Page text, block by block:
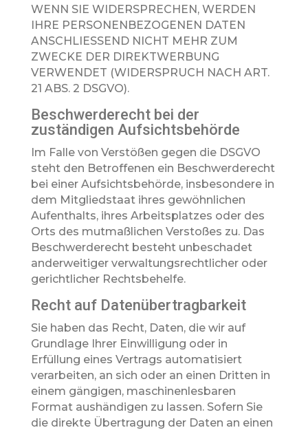
WENN SIE WIDERSPRECHEN, WERDEN
IHRE PERSONENBEZOGENEN DATEN
ANSCHLIESSEND NICHT MEHR ZUM
ZWECKE DER DIREKTWERBUNG
VERWENDET (WIDERSPRUCH NACH ART.
21 ABS. 2 DSGVO).
Beschwerde­recht bei der
zuständigen Aufsichts­behörde
Im Falle von Verstößen gegen die DSGVO
steht den Betroffenen ein Beschwerderecht
bei einer Aufsichtsbehörde, insbesondere in
dem Mitgliedstaat ihres gewöhnlichen
Aufenthalts, ihres Arbeitsplatzes oder des
Orts des mutmaßlichen Verstoßes zu. Das
Beschwerderecht besteht unbeschadet
anderweitiger verwaltungsrechtlicher oder
gerichtlicher Rechtsbehelfe.
Recht auf Daten­übertrag­barkeit
Sie haben das Recht, Daten, die wir auf
Grundlage Ihrer Einwilligung oder in
Erfüllung eines Vertrags automatisiert
verarbeiten, an sich oder an einen Dritten in
einem gängigen, maschinenlesbaren
Format aushändigen zu lassen. Sofern Sie
die direkte Übertragung der Daten an einen